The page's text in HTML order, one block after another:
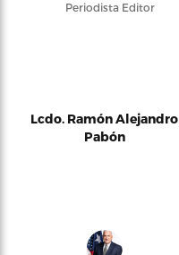
Periodista Editor
Lcdo. Ramón Alejandro
Pabón